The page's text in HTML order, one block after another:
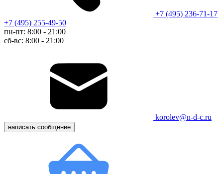
+7 (495) 236-71-17
+7 (495) 255-49-50
пн-пт: 8:00 - 21:00
сб-вс: 8:00 - 21:00
korolev@n-d-c.ru
написать сообщение